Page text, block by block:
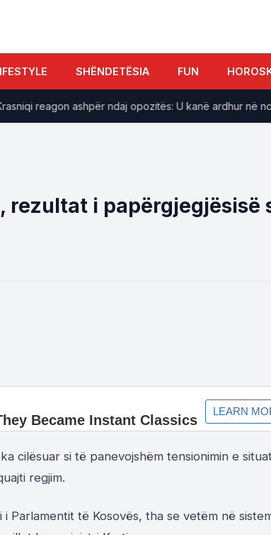
SHËNDETËSIA FUN
reagon ashpër ndaj opozitës: U kanë ardhur në
rezultat i papërgjegjësisë
cilësuar si të panevojshëm tensionimin e
regjim.
Parlamentit të Kosovës, tha se vetëm në